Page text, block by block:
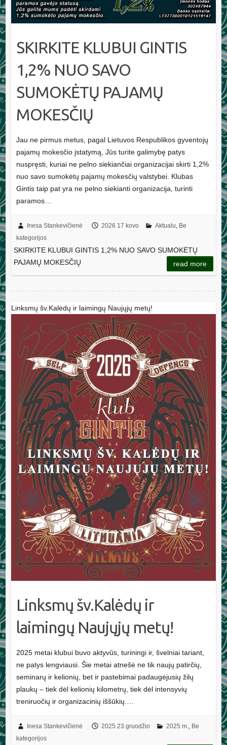
SKIRKITE KLUBUI GINTIS
1,2% NUO SAVO
SUMOKĖTŲ PAJAMŲ
MOKESČIŲ
Jau ne pirmus metus, pagal Lietuvos Respublikos gyventojų
pajamų mokesčio įstatymą, Jūs turite galimybę patys
nuspręsti, kuriai ne pelno siekiančiai organizacijai skirti 1,2%
nuo savo sumokėtų pajamų mokesčių valstybei. Klubas
Gintis taip pat yra ne pelno siekianti organizacija, turinti
paramos…
Inesa Stankevičienė 2026 17 kovo Aktualu, Be
kategorijos
SKIRKITE KLUBUI GINTIS 1,2% NUO SAVO SUMOKĖTŲ
PAJAMŲ MOKESČIŲ
read more
Linksmų šv.Kalėdų ir laimingų Naujųjų metų!
Linksmų šv.Kalėdų ir
laimingų Naujųjų metų!
2025 metai klubui buvo aktyvūs, turiningi ir, švelniai tariant,
ne patys lengviausi. Šie metai atnešė ne tik naujų patirčių,
seminarų ir kelionių, bet ir pastebimai padaugėjusių žilų
plaukų – tiek dėl kelionių kilometrų, tiek dėl intensyvių
treniruočių ir organizacinių iššūkių.…
Inesa Stankevičienė 2025 23 gruodžio 2025 m., Be
kategorijos